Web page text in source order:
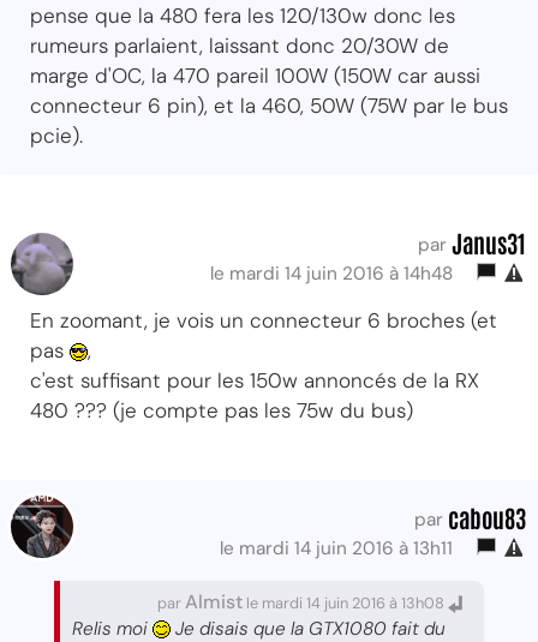
pense que la 480 fera les 120/130w donc les
rumeurs parlaient, laissant donc 20/30W de
marge d'OC, la 470 pareil 100W (150W car aussi
connecteur 6 pin), et la 460, 50W (75W par le bus
pcie).
par Janus31
le mardi 14 juin 2016 à 14h48
En zoomant, je vois un connecteur 6 broches (et
pas
,
c'est suffisant pour les 150w annoncés de la RX
480 ??? (je compte pas les 75w du bus)
par cabou83
le mardi 14 juin 2016 à 13h11
parAlmist le mardi 14 juin 2016 à 13h08
Relis moi
Je disais que la GTX1080 fait du